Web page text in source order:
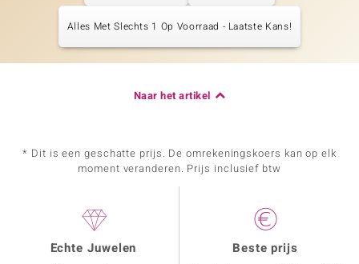
Alles Met Slechts 1 Op Voorraad - Laatste Kans!
Naar het artikel
* Dit is een geschatte prijs. De omrekeningskoers kan op elk
moment veranderen. Prijs inclusief btw
Echte Juwelen Beste prijs